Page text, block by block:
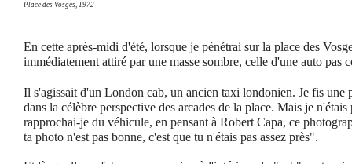
Place des Vosges, 1972
En cette après-midi d'été, lorsque je pénétrai sur la place des
immédiatement attiré par une masse sombre, celle d'une auto pas
Il s'agissait d'un London cab, un ancien taxi londonien. Je fis
dans la célèbre perspective des arcades de la place. Mais je
rapprochai-je du véhicule, en pensant à Robert Capa, ce
ta photo n'est pas bonne, c'est que tu n'étais pas assez près".